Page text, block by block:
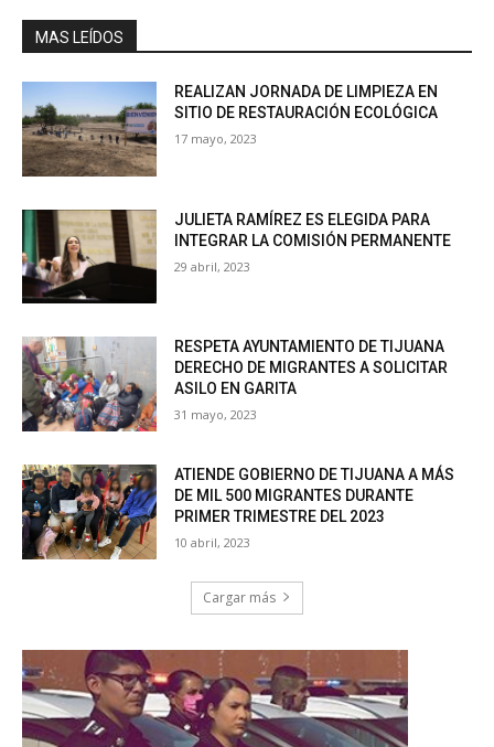
MAS LEÍDOS
REALIZAN JORNADA DE LIMPIEZA EN
SITIO DE RESTAURACIÓN ECOLÓGICA
17 mayo, 2023
JULIETA RAMÍREZ ES ELEGIDA PARA
INTEGRAR LA COMISIÓN PERMANENTE
29 abril, 2023
RESPETA AYUNTAMIENTO DE TIJUANA
DERECHO DE MIGRANTES A SOLICITAR
ASILO EN GARITA
31 mayo, 2023
ATIENDE GOBIERNO DE TIJUANA A MÁS
DE MIL 500 MIGRANTES DURANTE
PRIMER TRIMESTRE DEL 2023
10 abril, 2023
Cargar más